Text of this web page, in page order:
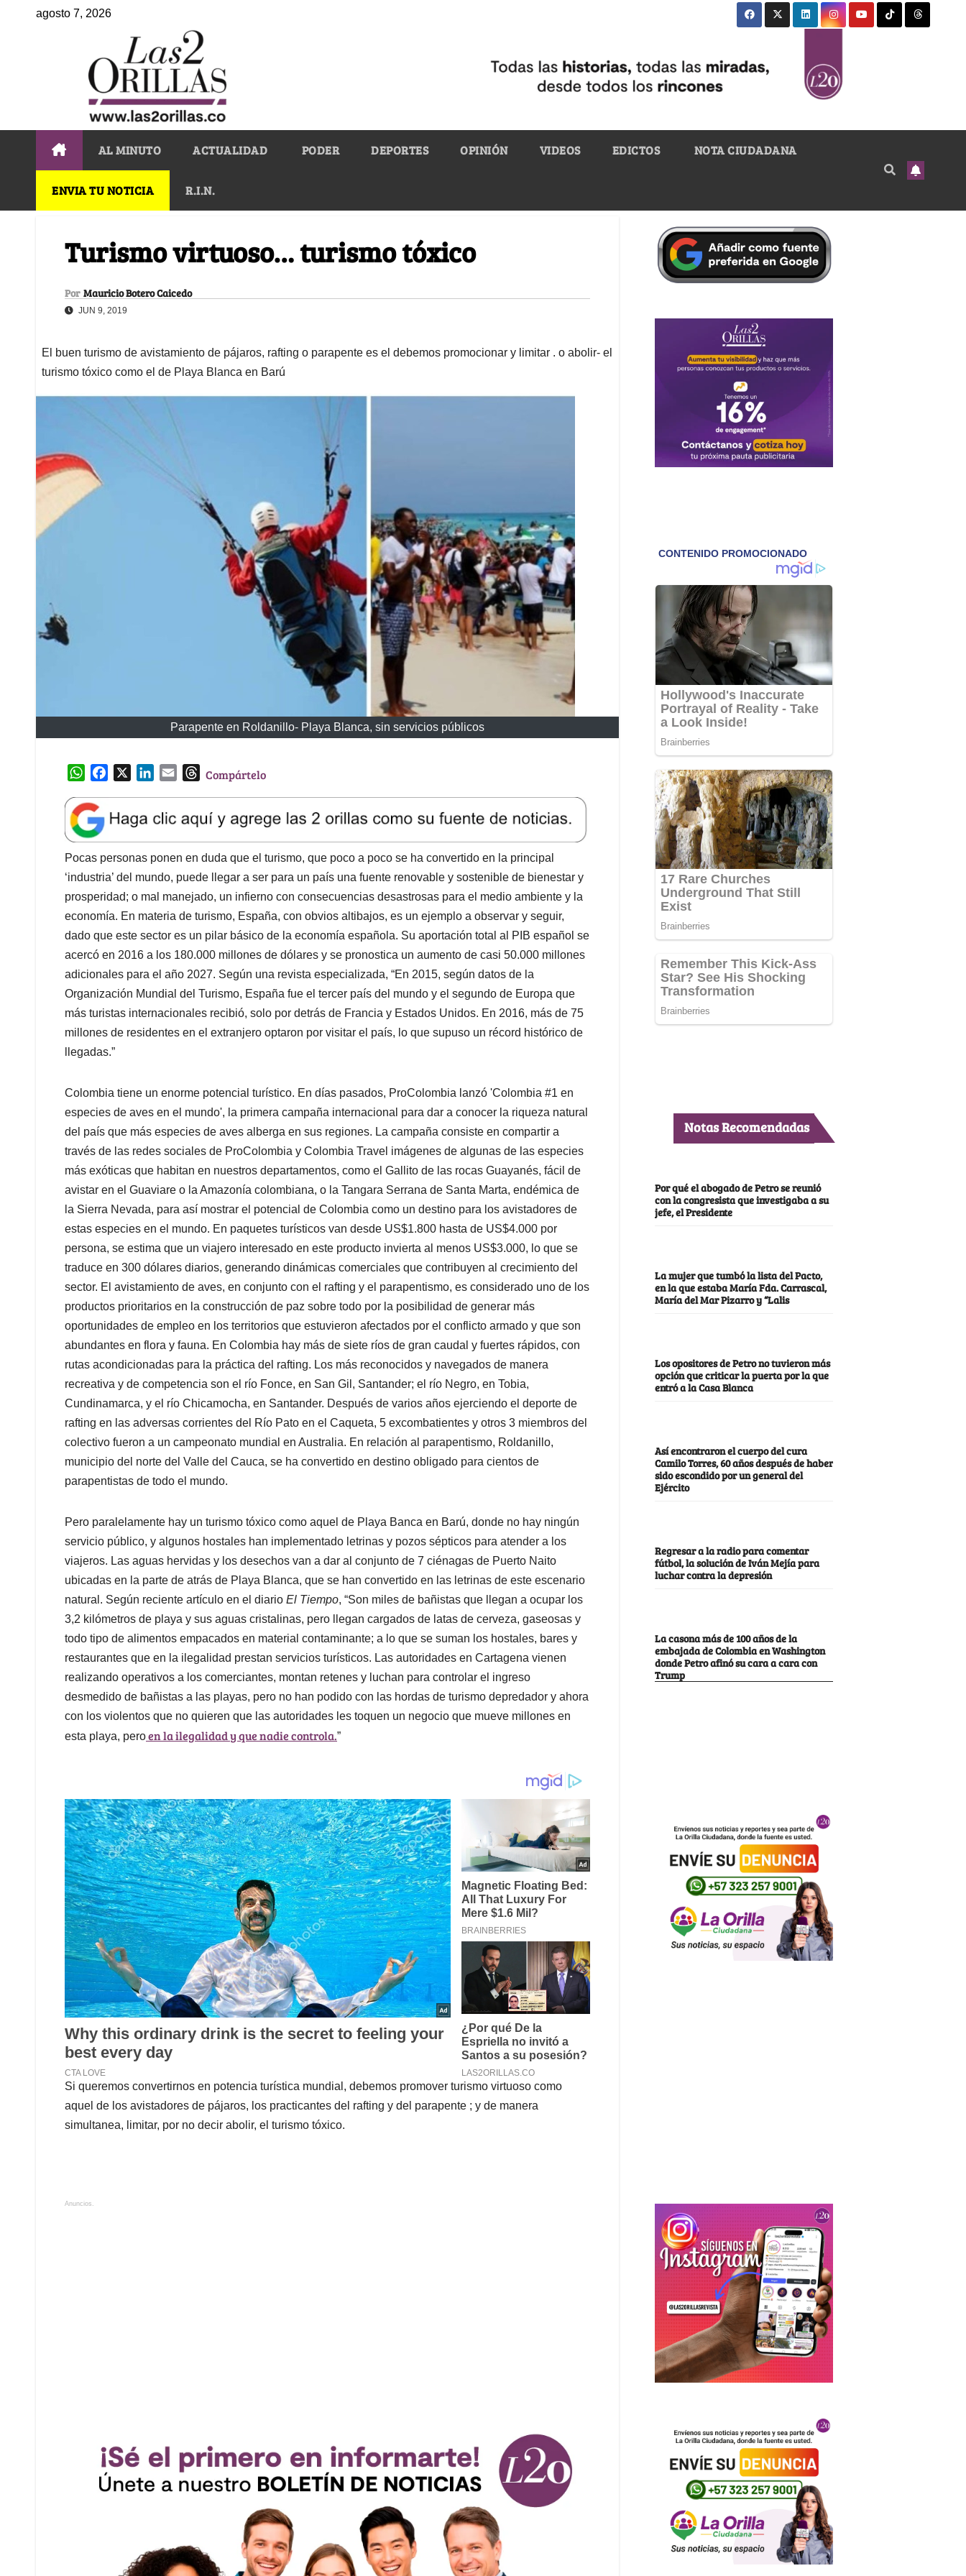
agosto 7, 2026
AL MINUTO ACTUALIDAD PODER DEPORTES OPINIÓN VIDEOS EDICTOS NOTA CIUDADANA
ENVIA TU NOTICIA R.I.N.
Turismo virtuoso… turismo tóxico
Por Mauricio Botero Caicedo
JUN 9, 2019
El buen turismo de avistamiento de pájaros, rafting o parapente es el debemos promocionar y limitar . o abolir- el
turismo tóxico como el de Playa Blanca en Barú
Parapente en Roldanillo- Playa Blanca, sin servicios públicos
W
a
t
s
A
p
p
e
b
o
o
k
k
e
d
I
n
l
T
e
a
d
s
Compártelo
Pocas personas ponen en duda que el turismo, que poco a poco se ha convertido en la principal
‘industria’ del mundo, puede llegar a ser para un país una fuente renovable y sostenible de bienestar y
prosperidad; o mal manejado, un infierno con consecuencias desastrosas para el medio ambiente y la
economía. En materia de turismo, España, con obvios altibajos, es un ejemplo a observar y seguir,
dado que este sector es un pilar básico de la economía española. Su aportación total al PIB español se
acercó en 2016 a los 180.000 millones de dólares y se pronostica un aumento de casi 50.000 millones
adicionales para el año 2027. Según una revista especializada, “En 2015, según datos de la
Organización Mundial del Turismo, España fue el tercer país del mundo y el segundo de Europa que
más turistas internacionales recibió, solo por detrás de Francia y Estados Unidos. En 2016, más de 75
millones de residentes en el extranjero optaron por visitar el país, lo que supuso un récord histórico de
llegadas.”
Colombia tiene un enorme potencial turístico. En días pasados, ProColombia lanzó 'Colombia #1 en
especies de aves en el mundo', la primera campaña internacional para dar a conocer la riqueza natural
del país que más especies de aves alberga en sus regiones. La campaña consiste en compartir a
través de las redes sociales de ProColombia y Colombia Travel imágenes de algunas de las especies
más exóticas que habitan en nuestros departamentos, como el Gallito de las rocas Guayanés, fácil de
avistar en el Guaviare o la Amazonía colombiana, o la Tangara Serrana de Santa Marta, endémica de
la Sierra Nevada, para así mostrar el potencial de Colombia como un destino para los avistadores de
estas especies en el mundo. En paquetes turísticos van desde US$1.800 hasta de US$4.000 por
persona, se estima que un viajero interesado en este producto invierta al menos US$3.000, lo que se
traduce en 300 dólares diarios, generando dinámicas comerciales que contribuyen al crecimiento del
sector. El avistamiento de aves, en conjunto con el rafting y el parapentismo, es considerado uno de los
productos prioritarios en la construcción de paz sobre todo por la posibilidad de generar más
oportunidades de empleo en los territorios que estuvieron afectados por el conflicto armado y que son
abundantes en flora y fauna. En Colombia hay más de siete ríos de gran caudal y fuertes rápidos, con
rutas acondicionadas para la práctica del rafting. Los más reconocidos y navegados de manera
recreativa y de competencia son el río Fonce, en San Gil, Santander; el río Negro, en Tobia,
Cundinamarca, y el río Chicamocha, en Santander. Después de varios años ejerciendo el deporte de
rafting en las adversas corrientes del Río Pato en el Caqueta, 5 excombatientes y otros 3 miembros del
colectivo fueron a un campeonato mundial en Australia. En relación al parapentismo, Roldanillo,
municipio del norte del Valle del Cauca, se ha convertido en destino obligado para cientos de
parapentistas de todo el mundo.
Pero paralelamente hay un turismo tóxico como aquel de Playa Banca en Barú, donde no hay ningún
servicio público, y algunos hostales han implementado letrinas y pozos sépticos para atender a los
viajeros. Las aguas hervidas y los desechos van a dar al conjunto de 7 ciénagas de Puerto Naito
ubicadas en la parte de atrás de Playa Blanca, que se han convertido en las letrinas de este escenario
natural. Según reciente artículo en el diario El Tiempo, “Son miles de bañistas que llegan a ocupar los
3,2 kilómetros de playa y sus aguas cristalinas, pero llegan cargados de latas de cerveza, gaseosas y
todo tipo de alimentos empacados en material contaminante; a lo que se suman los hostales, bares y
restaurantes que en la ilegalidad prestan servicios turísticos. Las autoridades en Cartagena vienen
realizando operativos a los comerciantes, montan retenes y luchan para controlar el ingreso
desmedido de bañistas a las playas, pero no han podido con las hordas de turismo depredador y ahora
con los violentos que no quieren que las autoridades les toquen un negocio que mueve millones en
esta playa, peroen la ilegalidad y que nadie controla.”
Si queremos convertirnos en potencia turística mundial, debemos promover turismo virtuoso como
aquel de los avistadores de pájaros, los practicantes del rafting y del parapente ; y de manera
simultanea, limitar, por no decir abolir, el turismo tóxico.
Anuncios.
Notas Recomendadas
Por qué el abogado de Petro se reunió
con la congresista que investigaba a su
jefe, el Presidente
La mujer que tumbó la lista del Pacto,
en la que estaba María Fda. Carrascal,
María del Mar Pizarro y “Lalis
Los opositores de Petro no tuvieron más
opción que criticar la puerta por la que
entró a la Casa Blanca
Así encontraron el cuerpo del cura
Camilo Torres, 60 años después de haber
sido escondido por un general del
Ejército
Regresar a la radio para comentar
fútbol, la solución de Iván Mejía para
luchar contra la depresión
La casona más de 100 años de la
embajada de Colombia en Washington
donde Petro afinó su cara a cara con
Trump